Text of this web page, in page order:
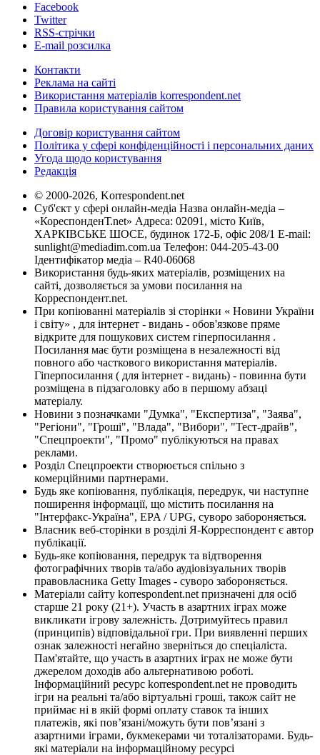
Facebook
Twitter
RSS-стрічки
E-mail розсилка
Контакти
Реклама на сайті
Використання матеріалів korrespondent.net
Правила користування сайтом
Договір користування сайтом
Політика у сфері конфіденційності і персональних даних
Угода щодо користування
Редакція
© 2000-2026, Korrespondent.net
Суб'єкт у сфері онлайн-медіа Назва онлайн-медіа –
«КореспонденТ.net» Адреса: 02091, місто Київ,
ХАРКІВСЬКЕ ШОСЕ, будинок 172-Б, офіс 208/1 E-mail:
sunlight@mediadim.com.ua Телефон: 044-205-43-00
Ідентифікатор медіа – R40-06068
Використання будь-яких матеріалів, розміщених на
сайті, дозволяється за умови посилання на
Корреспондент.net.
При копіюванні матеріалів зі сторінки « Новини України
і світу» , для інтернет - видань - обов'язкове пряме
відкрите для пошукових систем гіперпосилання .
Посилання має бути розміщена в незалежності від
повного або часткового використання матеріалів.
Гіперпосилання ( для інтернет - видань) - повинна бути
розміщена в підзаголовку або в першому абзаці
матеріалу.
Новини з позначками "Думка", "Експертиза", "Заява",
"Регіони", "Гроші", "Влада", "Вибори", "Тест-драйв",
"Спецпроекти", "Промо" публікуються на правах
реклами.
Розділ Спецпроекти створюється спільно з
комерційними партнерами.
Будь яке копіювання, публікація, передрук, чи наступне
поширення інформації, що містить посилання на
"Інтерфакс-Україна", EPA / UPG, суворо забороняється.
Власник веб-сторінки в розділі Я-Корреспондент є автор
публікації.
Будь-яке копіювання, передрук та відтворення
фотографічних творів та/або аудіовізуальних творів
правовласника Getty Images - суворо забороняється.
Матеріали сайту korrespondent.net призначені для осіб
старше 21 року (21+). Участь в азартних іграх може
викликати ігрову залежність. Дотримуйтесь правил
(принципів) відповідальної гри. При виявленні перших
ознак залежності негайно зверніться до спеціаліста.
Пам'ятайте, що участь в азартних іграх не може бути
джерелом доходів або альтернативою роботі.
Інформаційний ресурс korrespondent.net не проводить
ігри на реальні та/або віртуальні гроші, також сайт не
приймає ні в якій формі оплату ставок та інших
платежів, які пов’язані/можуть бути пов’язані з
азартними іграми, букмекерами чи тоталізаторами. Будь-
які матеріали на інформаційному ресурсі